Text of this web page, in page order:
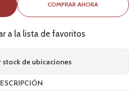
COMPRAR AHORA
a la lista de favoritos
stock de ubicaciones